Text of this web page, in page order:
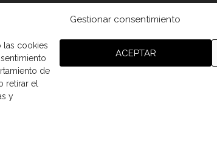
Gestionar consentimiento
las cookies
de
retirar el
y
ACEPTAR